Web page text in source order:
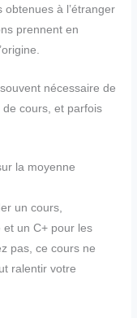
à l’étranger
prennent en
nécessaire de
cours, et parfois
la moyenne
un cours,
un C+ pour les
pas, ce cours ne
ralentir votre